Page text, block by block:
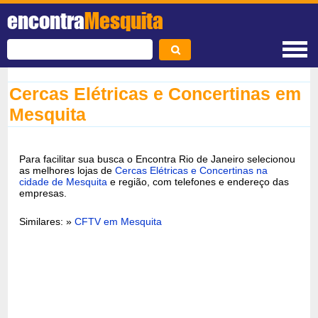
encontraMesquita
Cercas Elétricas e Concertinas em
Mesquita
Para facilitar sua busca o Encontra Rio de Janeiro selecionou
as melhores lojas deCercas Elétricas e Concertinas na
cidade de Mesquita e região, com telefones e endereço das
empresas.
Similares: »CFTV em Mesquita